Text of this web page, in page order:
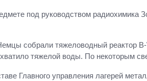
под руководством радиохимика
собрали тяжеловодный реактор
тяжелой воды. По некоторым
Главного управления лагерей